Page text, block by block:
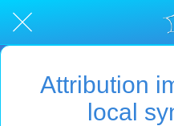
Attribution
local